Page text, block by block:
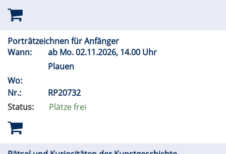
Porträtzeichnen für Anfänger
Wann:
ab Mo.02.11.2026, 14.00 Uhr
Plauen
Wo:
Nr.:
RP20732
Status:
Plätze frei